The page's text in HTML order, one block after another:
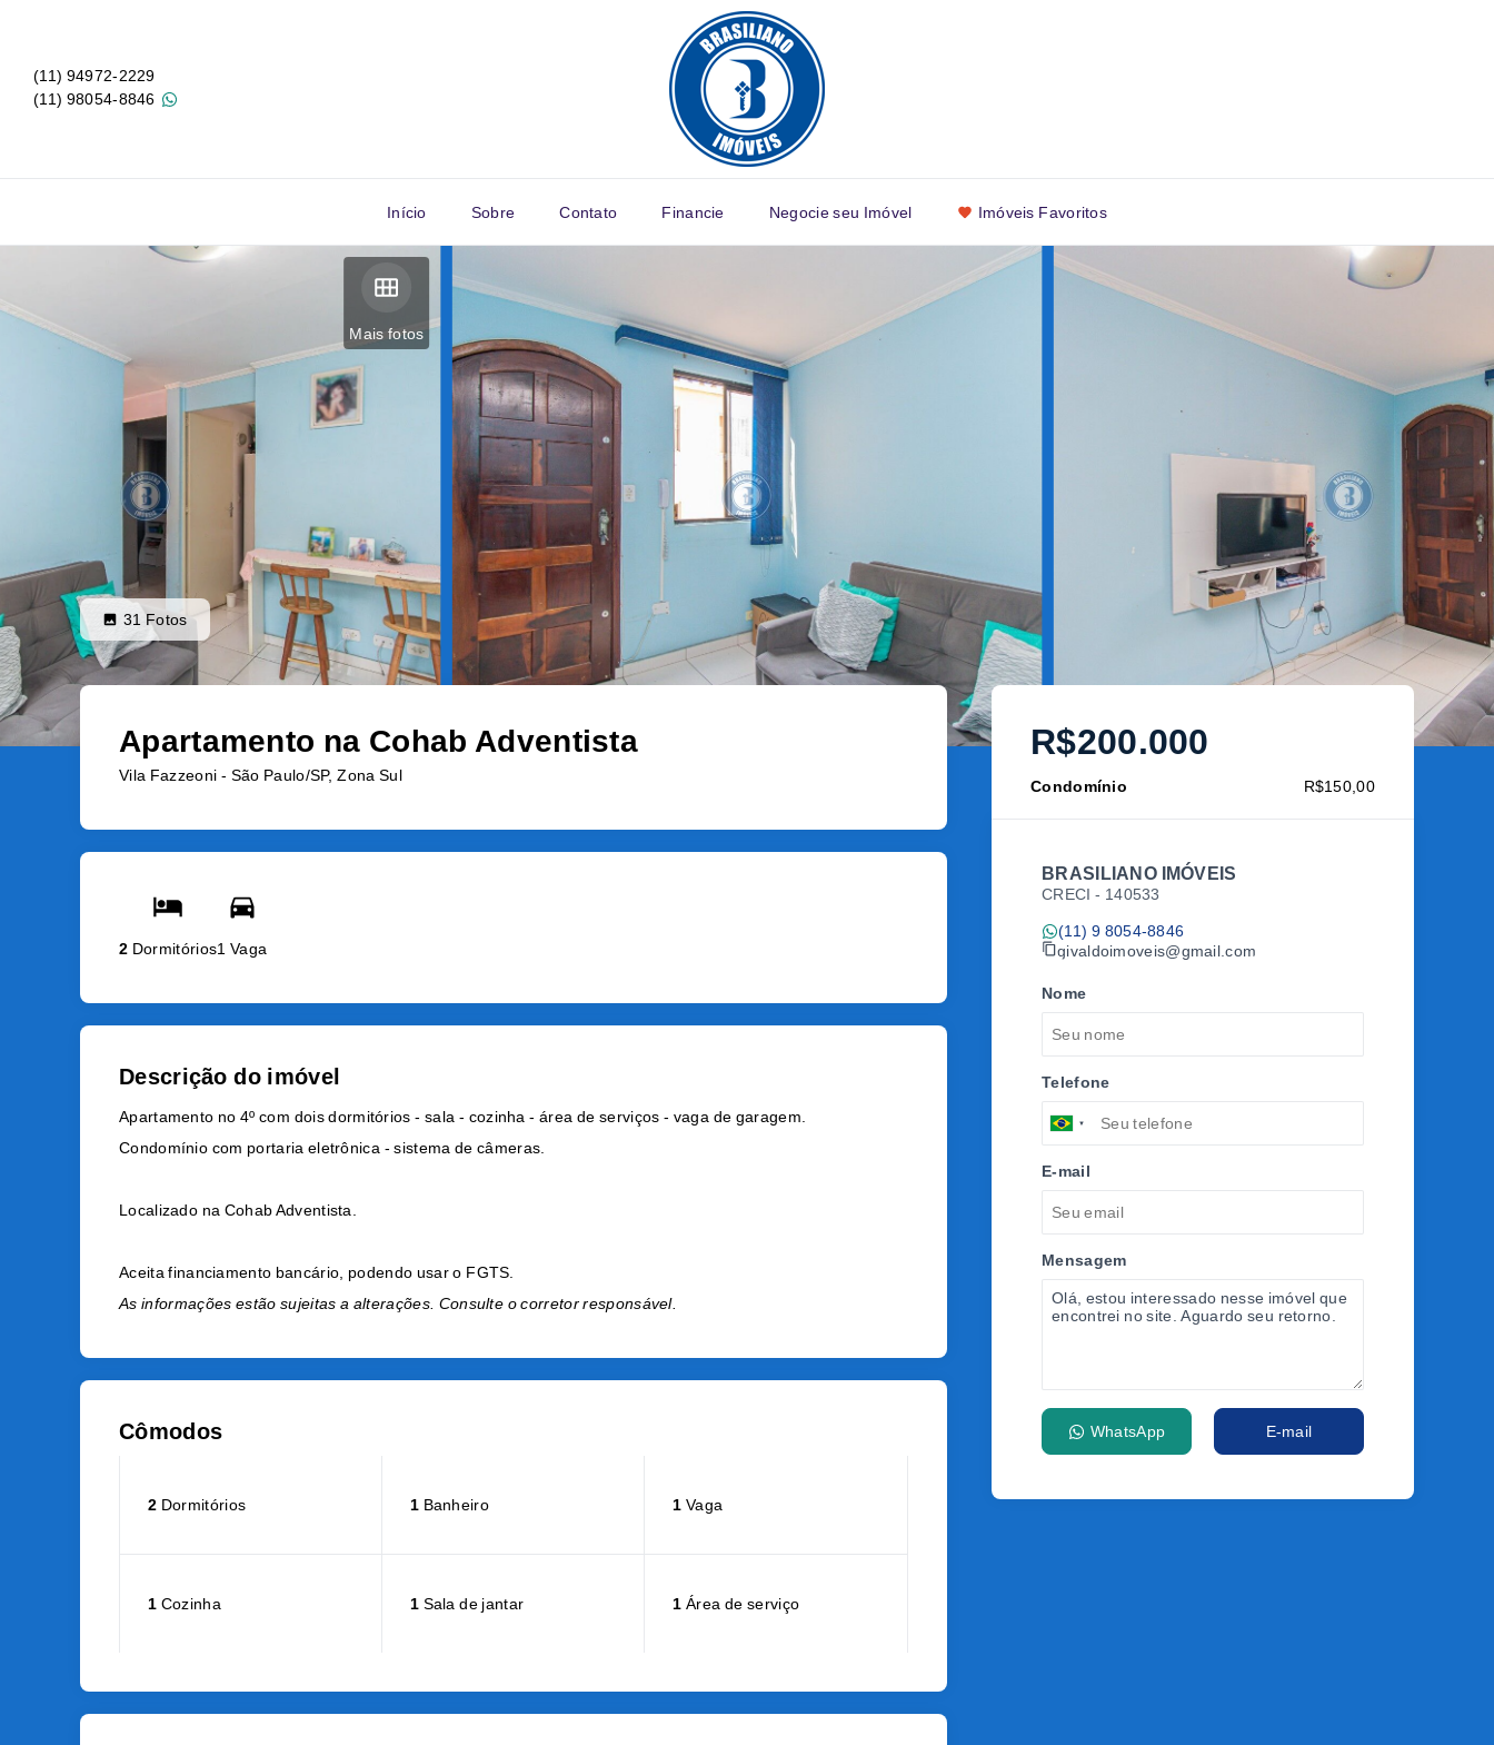
(11) 94972-2229
(11) 98054-8846
Início Sobre Contato Financie Negocie seu Imóvel Imóveis Favoritos
Mais fotos
31 Fotos
Apartamento na Cohab Adventista
Vila Fazzeoni - São Paulo/SP, Zona Sul
2 Dormitórios1 Vaga
Descrição do imóvel
Apartamento no 4º com dois dormitórios - sala - cozinha - área de serviços - vaga de garagem.
Condomínio com portaria eletrônica - sistema de câmeras.
Localizado na Cohab Adventista.
Aceita financiamento bancário, podendo usar o FGTS.
As informações estão sujeitas a alterações. Consulte o corretor responsável.
Cômodos
2 Dormitórios 1Banheiro 1 Vaga
1 Cozinha 1Sala de jantar 1 Área de serviço
R$200.000
Condomínio R$150,00
BRASILIANO IMÓVEIS
CRECI - 140533
(11) 9 8054-8846
givaldoimoveis@gmail.com
Nome
Telefone
E-mail
Mensagem
WhatsApp E-mail